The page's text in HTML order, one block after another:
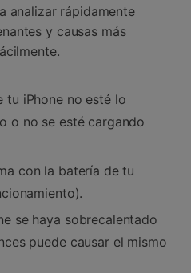
analizar rápidamente
y causas más
tu iPhone no esté lo
o no se esté cargando
con la batería de tu
se haya sobrecalentado
puede causar el mismo